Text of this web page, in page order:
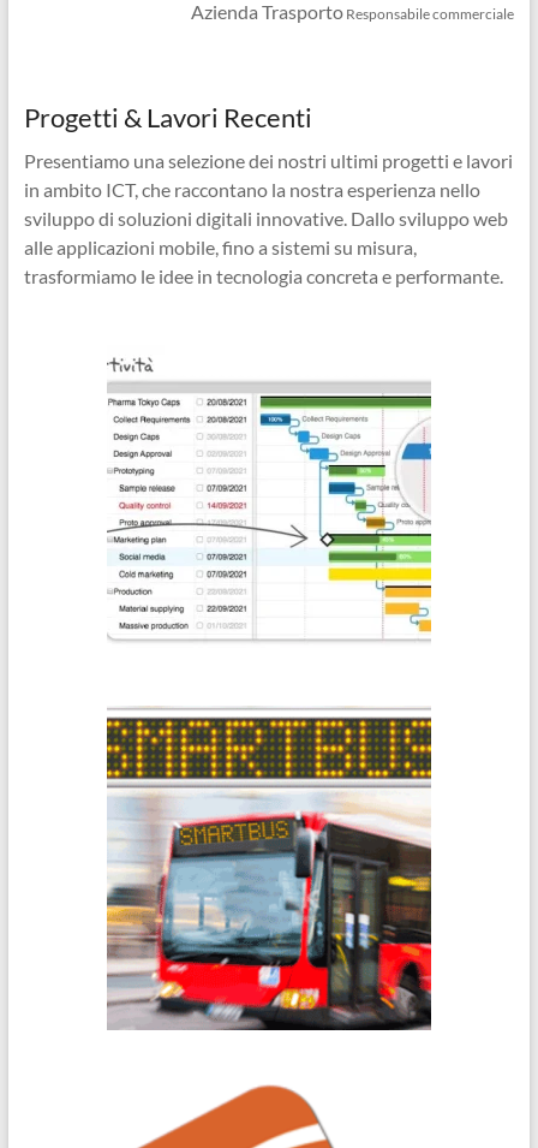
Azienda Trasporto Responsabile commerciale
Progetti & Lavori Recenti
Presentiamo una selezione dei nostri ultimi progetti e lavori
in ambito ICT, che raccontano la nostra esperienza nello
sviluppo di soluzioni digitali innovative. Dallo sviluppo web
alle applicazioni mobile, fino a sistemi su misura,
trasformiamo le idee in tecnologia concreta e performante.